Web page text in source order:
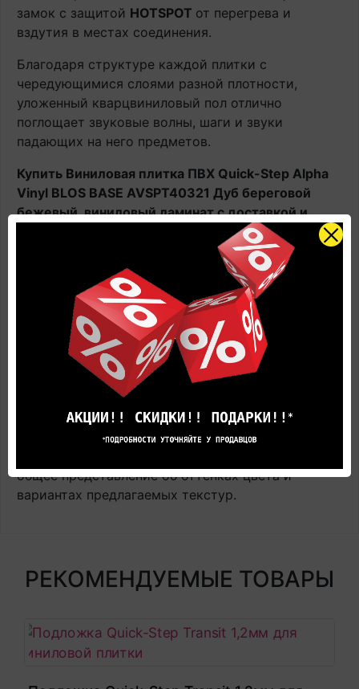
замок с защитой HOTSPOT от перегрева и
вздутия в местах соединения.
Благодаря структуре каждой плитки с
чередующимися слоями разной плотности,
уложенный кварцвиниловый пол отлично
поглощает звуковые волны, шаги и звуки
падающих на него предметов.
Купить Виниловая плитка ПВХ Quick-Step Alpha
Vinyl BLOS BASE AVSPT40321 Дуб береговой
бежевый, виниловый ламинат с доставкой и
укладкой по цене производителявы всегда
сможете Online в этом каталоге или в нашем
салоне официального дилера Квик Степ.
Наличие: В наличии на главном складе, срок
поставки 1-3 рабочих дня.
Оплачивайте товар онлайн. Так будет дешевле!
Цена в салоне может быть отличной от указанной
Представленные на фотографиях цвета товара
общее представление об оттенках цвета и
вариантах предлагаемых текстур.
РЕКОМЕНДУЕМЫЕ ТОВАРЫ